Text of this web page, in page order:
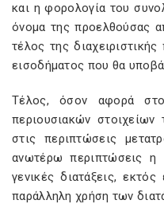
και η φορολογία του
όνομα της προελθούσας
τέλος της
εισοδήματος που θα
Τέλος, όσον αφορά
περιουσιακών στοιχείων
στις περιπτώσεις
ανωτέρω περιπτώσεις η
γενικές διατάξεις,
παράλληλη χρήση των